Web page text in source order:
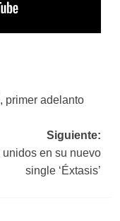
primer adelanto
Siguiente:
en su nuevo
single ‘Éxtasis’